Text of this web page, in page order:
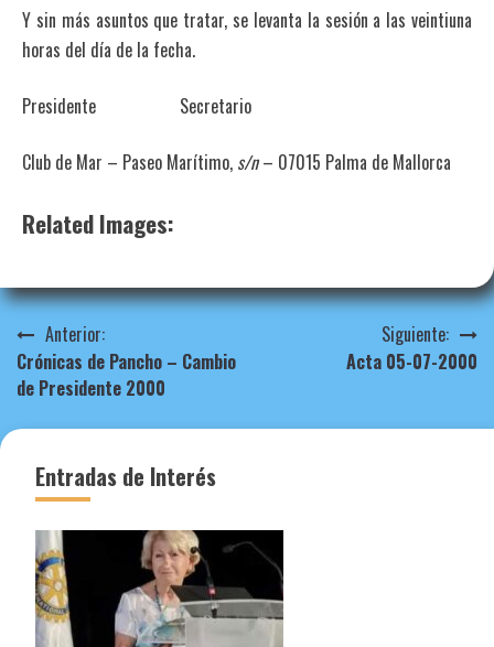
Y sin más asuntos que tratar, se levanta la sesión a las veintiuna
horas del día de la fecha.
Presidente Secretario
Club de Mar – Paseo Marítimo, s/n– 07015 Palma de Mallorca
Related Images:
Navegación
de
entradas
Anterior:
Crónicas de Pancho – Cambio
de Presidente 2000
Siguiente:
Acta 05-07-2000
Entradas de Interés